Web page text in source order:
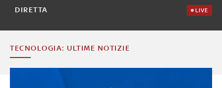
DIRETTA LIVE
TECNOLOGIA: ULTIME NOTIZIE